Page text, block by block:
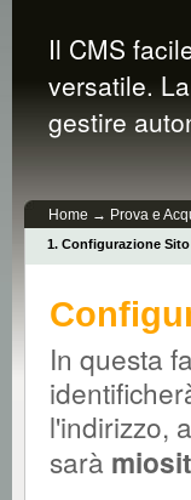
Il CMS
versatile.
gestire
Home → Prova e
Configurazione Sito
In questa
l'indirizzo,
sarà